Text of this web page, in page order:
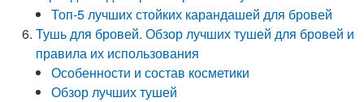
Топ-5 лучших стойких карандашей для бровей
Тушь для бровей. Обзор лучших тушей для бровей и
правила их использования
Особенности и состав косметики
Обзор лучших тушей